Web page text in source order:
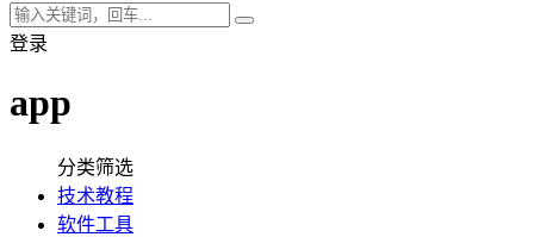
登录
app
分类筛选
技术教程
软件工具